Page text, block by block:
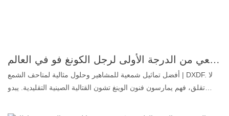
تمثال شمعي واقعي من الدرجة الأولى لرجل الكونغ فو في العالم | DXDF، تمثال شمعي من غراند أورينت
أفضل تماثيل شمعية للمشاهير وحلول مثالية لمتاحف الشمع | DXDF. لا
تقلق، فهم يمارسون فنون الوينغ تشون القتالية الصينية التقليدية. يبدو
ذلك؟ 1. سيليكون بلاتيني: عديم اللون والرائحة والزيوت، وهو أعلى درجة